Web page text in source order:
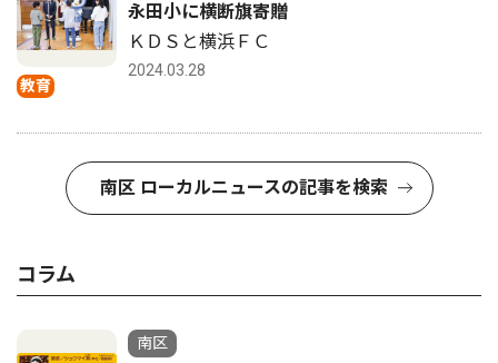
教育
永田小に横断旗寄贈
ＫＤＳと横浜ＦＣ
2024.03.28
南区 ローカルニュースの記事を検索
コラム
南区